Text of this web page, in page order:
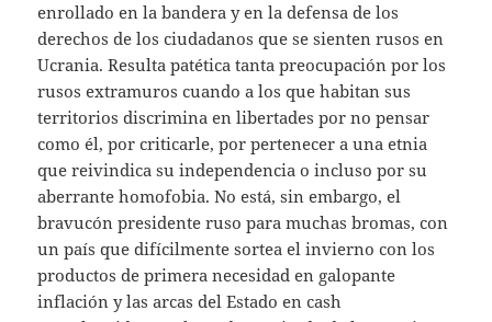
enrollado en la bandera y en la defensa de los
derechos de los ciudadanos que se sienten rusos en
Ucrania. Resulta patética tanta preocupación por los
rusos extramuros cuando a los que habitan sus
territorios discrimina en libertades por no pensar
como él, por criticarle, por pertenecer a una etnia
que reivindica su independencia o incluso por su
aberrante homofobia. No está, sin embargo, el
bravucón presidente ruso para muchas bromas, con
un país que difícilmente sortea el invierno con los
productos de primera necesidad en galopante
inflación y las arcas del Estado en cash